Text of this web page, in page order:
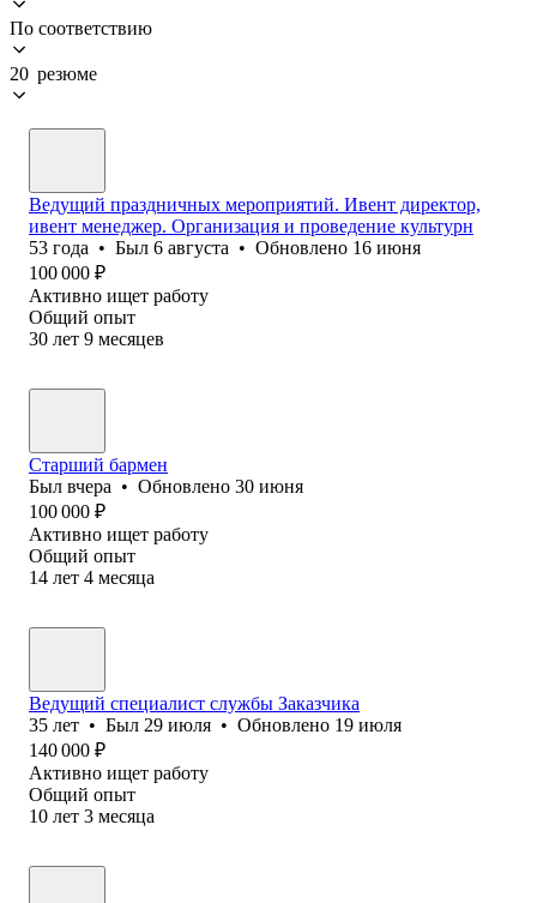
По соответствию
20 резюме
Ведущий праздничных мероприятий. Ивент директор,
ивент менеджер. Организация и проведение культурн
53 года • Был 6 августа • Обновлено 16 июня
100 000 ₽
Активно ищет работу
Общий опыт
30 лет 9 месяцев
Старший бармен
Был вчера • Обновлено 30 июня
100 000 ₽
Активно ищет работу
Общий опыт
14 лет 4 месяца
Ведущий специалист службы Заказчика
35 лет • Был 29 июля • Обновлено 19 июля
140 000 ₽
Активно ищет работу
Общий опыт
10 лет 3 месяца